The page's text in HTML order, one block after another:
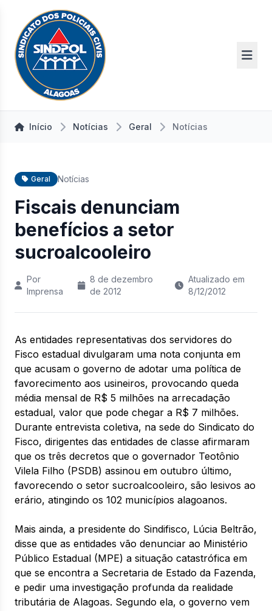
Início Notícias Geral Notícias
Geral Notícias
Fiscais denunciam
benefícios a setor
sucroalcooleiro
Por
Imprensa
8 de dezembro
de 2012
Atualizado em
8/12/2012
As entidades representativas dos servidores do
Fisco estadual divulgaram uma nota conjunta em
que acusam o governo de adotar uma política de
favorecimento aos usineiros, provocando queda
média mensal de R$ 5 milhões na arrecadação
estadual, valor que pode chegar a R$ 7 milhões.
Durante entrevista coletiva, na sede do Sindicato do
Fisco, dirigentes das entidades de classe afirmaram
que os três decretos que o governador Teotônio
Vilela Filho (PSDB) assinou em outubro último,
favorecendo o setor sucroalcooleiro, são lesivos ao
erário, atingindo os 102 municípios alagoanos.
Mais ainda, a presidente do Sindifisco, Lúcia Beltrão,
disse que as entidades vão denunciar ao Ministério
Público Estadual (MPE) a situação catastrófica em
que se encontra a Secretaria de Estado da Fazenda,
e pedir uma investigação profunda da realidade
tributária de Alagoas. Segundo ela, o governo vem